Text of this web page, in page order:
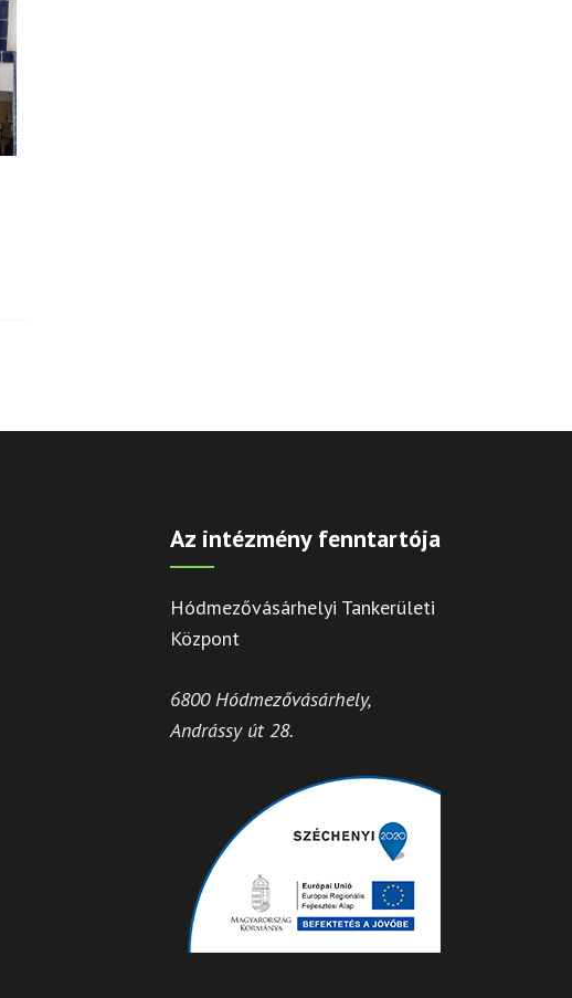
Az intézmény fenntartója
Hódmezővásárhelyi Tankerületi
Központ
6800 Hódmezővásárhely,
Andrássy út 28.